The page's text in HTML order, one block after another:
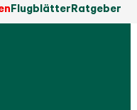
FlugblätterRatgeber